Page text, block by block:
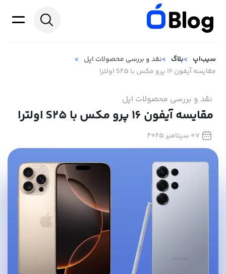
سیب‌اپ بلاگ
نقد و بررسی محصولات اپل
مقایسه آیفون 16 پرو مکس با S25 اولترا
نقد و بررسی محصولات اپل
مقایسه آیفون 16 پرو مکس با S25 اولترا
07 سپتامبر 2025